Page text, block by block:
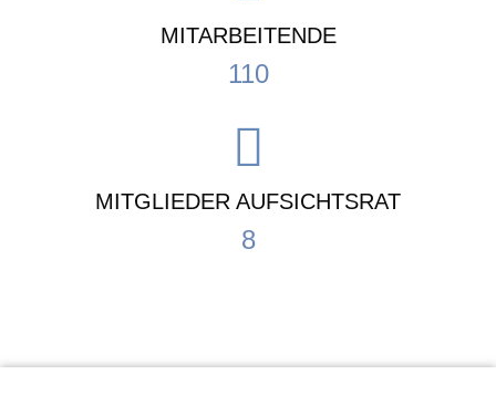
MITARBEITENDE
110
MITGLIEDER AUFSICHTSRAT
8